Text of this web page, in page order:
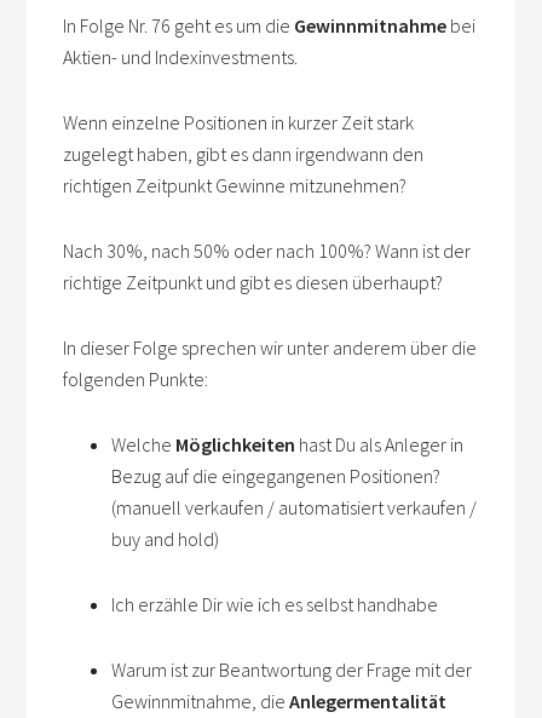
In Folge Nr. 76 geht es um die Gewinnmitnahme bei
Aktien- und Indexinvestments.
Wenn einzelne Positionen in kurzer Zeit stark
zugelegt haben, gibt es dann irgendwann den
richtigen Zeitpunkt Gewinne mitzunehmen?
Nach 30%, nach 50% oder nach 100%? Wann ist der
richtige Zeitpunkt und gibt es diesen überhaupt?
In dieser Folge sprechen wir unter anderem über die
folgenden Punkte:
Welche Möglichkeiten hast Du als Anleger in
Bezug auf die eingegangenen Positionen?
(manuell verkaufen / automatisiert verkaufen /
buy and hold)
Ich erzähle Dir wie ich es selbst handhabe
Warum ist zur Beantwortung der Frage mit der
Gewinnmitnahme, dieAnlegermentalität